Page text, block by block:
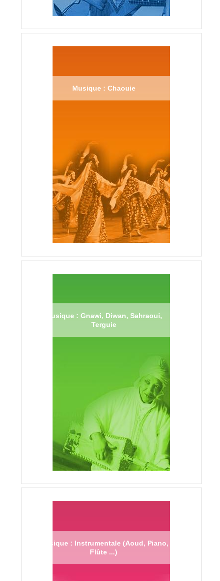
Musique : Chaouie
Musique : Gnawi, Diwan, Sahraoui,
Terguie
Musique : Instrumentale (Aoud, Piano,
Flûte ...)